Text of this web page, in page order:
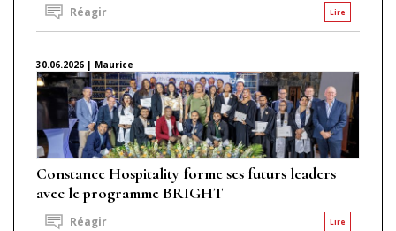
Lire
Réagir
30.06.2026 | Maurice
Constance Hospitality forme ses futurs leaders
avec le programme BRIGHT
Lire
Réagir